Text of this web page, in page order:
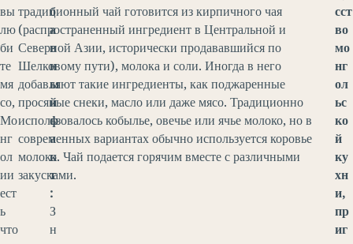
вы
лю
би
те
мя
со,
Мо
нг
ол
ии
ест
ь
что
б
а
в
н
ы
й
ф
а
к
т
:
З
н
традиционный чай готовится из кирпичного чая
(распространенный ингредиент в Центральной и
Северной Азии, исторически продававшийся по
Шелковому пути), молока и соли. Иногда в него
добавляют такие ингредиенты, как поджаренные
просяные снеки, масло или даже мясо. Традиционно
использовалось кобылье, овечье или ячье молоко, но в
современных вариантах обычно используется коровье
молоко. Чай подается горячим вместе с различными
закусками.
сст
во
мо
нг
ол
ьс
ко
й
ку
хн
и,
пр
иг